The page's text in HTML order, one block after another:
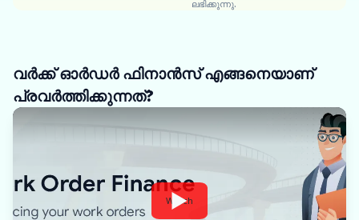
ലഭിക്കുന്നു.
വർക്ക് ഓർഡർ ഫിനാൻസ് എങ്ങനെയാണ്
പ്രവർത്തിക്കുന്നത്?
Watch